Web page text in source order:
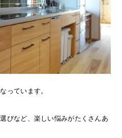
っています。
びなど、楽しい悩みがたくさんあ